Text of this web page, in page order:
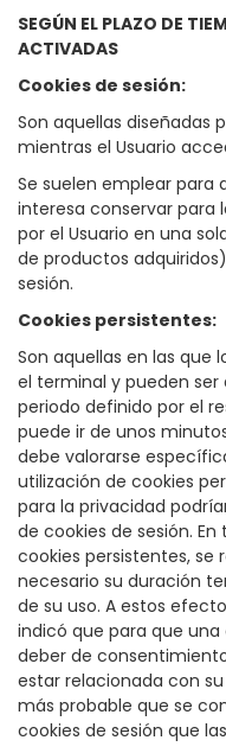
SEGÚN EL PLAZO DE
ACTIVADAS
Cookies de sesión:
Son aquellas diseñadas
mientras el Usuario
Se suelen emplear
interesa conservar para
por el Usuario en una
de productos
sesión.
Cookies persistentes:
Son aquellas en las que
el terminal y pueden
periodo definido por el
puede ir de unos
debe valorarse
utilización de cookies
para la privacidad
de cookies de sesión.
cookies persistentes,
necesario su duración
de su uso. A estos
indicó que para que
deber de
estar relacionada con
más probable que se
cookies de sesión que